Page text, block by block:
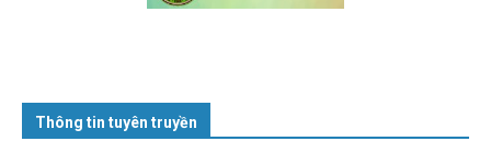
Thông tin tuyên truyền